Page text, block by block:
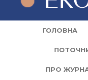
ГОЛОВНА
ПРО